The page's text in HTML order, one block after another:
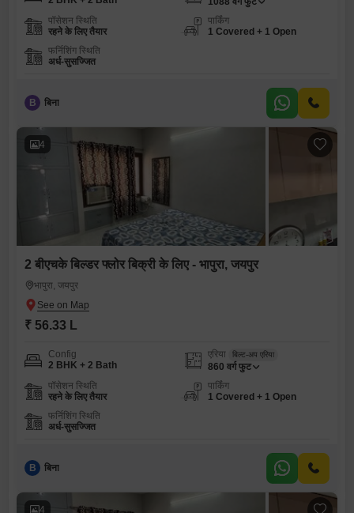
पॉसेशन स्थिति
रहने के लिए तैयार
पार्किंग
1 Covered + 1 Open
फर्निशिंग स्थिति
अर्ध-सुसज्जित
B बिना
4
2 बीएचके बिल्डर फ्लोर बिक्री के लिए - भापुरा, जयपुर
भापुरा, जयपुर
₹ 56.33 L
Config
2 BHK + 2 Bath
एरिया बिल्ट-अप एरिया
860 वर्ग फुट
पॉसेशन स्थिति
रहने के लिए तैयार
पार्किंग
1 Covered + 1 Open
फर्निशिंग स्थिति
अर्ध-सुसज्जित
B बिना
4